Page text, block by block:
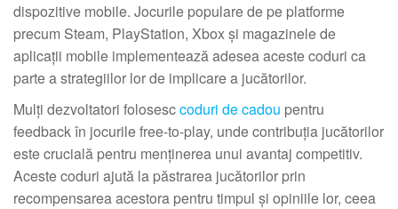
dispozitive mobile. Jocurile populare de pe platforme
precum Steam, PlayStation, Xbox și magazinele de
aplicații mobile implementează adesea aceste coduri ca
parte a strategiilor lor de implicare a jucătorilor.
Mulți dezvoltatori folosesccoduri de cadou pentru
feedback în jocurile free-to-play, unde contribuția jucătorilor
este crucială pentru menținerea unui avantaj competitiv.
Aceste coduri ajută la păstrarea jucătorilor prin
recompensarea acestora pentru timpul și opiniile lor, ceea